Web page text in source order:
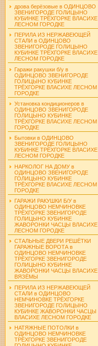
дрова берёзовые в ОДИНЦОВО
ЗВЕНИГОРОДЕ ГОЛИЦЫНО
КУБИНКЕ ТРЁХГОРКЕ ВЛАСИХЕ
ЛЕСНОМ ГОРОДКЕ
ПЕРИЛА ИЗ НЕРЖАВЕЮЩЕЙ
СТАЛИ в ОДИНЦОВО
ЗВЕНИГОРОДЕ ГОЛИЦЫНО
КУБИНКЕ ТРЁХГОРКЕ ВЛАСИХЕ
ЛЕСНОМ ГОРОДКЕ
Гаражи ракушки б/у в
ОДИНЦОВО ЗВЕНИГОРОДЕ
ГОЛИЦЫНО КУБИНКЕ
ТРЁХГОРКЕ ВЛАСИХЕ ЛЕСНОМ
ГОРОДКЕ
Установка кондиционеров в
ОДИНЦОВО ЗВЕНИГОРОДЕ
ГОЛИЦЫНО КУБИНКЕ
ТРЁХГОРКЕ ВЛАСИХЕ ЛЕСНОМ
ГОРОДКЕ
Бытовки в ОДИНЦОВО
ЗВЕНИГОРОДЕ ГОЛИЦЫНО
КУБИНКЕ ТРЁХГОРКЕ ВЛАСИХЕ
ЛЕСНОМ ГОРОДКЕ
НАРКОЛОГ НА ДОМУ в
ОДИНЦОВО ЗВЕНИГОРОДЕ
ГОЛИЦЫНО КУБИНКЕ
ТРЁХГОРКЕ ВЛАСИХЕ ЛЕСНОМ
ГОРОДКЕ
ГАРАЖИ РАКУШКИ Б/У в
ОДИНЦОВО НЕМЧИНОВКЕ
ТРЁХГОРКЕ ЗВЕНИГОРОДЕ
ГОЛИЦЫНО КУБИНКЕ
ЖАВОРОНКИ ЧАСЦЫ ВЛАСИХЕ
ЛЕСНОМ ГОРОДКЕ
СТАЛЬНЫЕ ДВЕРИ РЕШЁТКИ
ГАРАЖНЫЕ ВОРОТА в
ОДИНЦОВО НЕМЧИНОВКЕ
ТРЁХГОРКЕ ЗВЕНИГОРОДЕ
ГОЛИЦЫНО КУБИНКЕ
ЖАВОРОНКИ ЧАСЦЫ ВЛАСИХЕ
ВЯЗЁМЫ
ПЕРИЛА ИЗ НЕРЖАВЕЮЩЕЙ
СТАЛИ в ОДИНЦОВО
НЕМЧИНОВКЕ ТРЁХГОРКЕ
ЗВЕНИГОРОДЕ ГОЛИЦЫНО
КУБИНКЕ ЖАВОРОНКИ ЧАСЦЫ
ВЛАСИХЕ ЛЕСНОМ ГОРОДКЕ
НАТЯЖНЫЕ ПОТОЛКИ в
ОДИНЦОВО НЕМЧИНОВКЕ
ТРЁХГОРКЕ ЗВЕНИГОРОДЕ